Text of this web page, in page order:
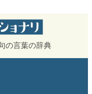
の言葉の辞典